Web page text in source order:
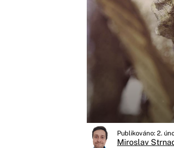
Publikováno: 2.
Miroslav